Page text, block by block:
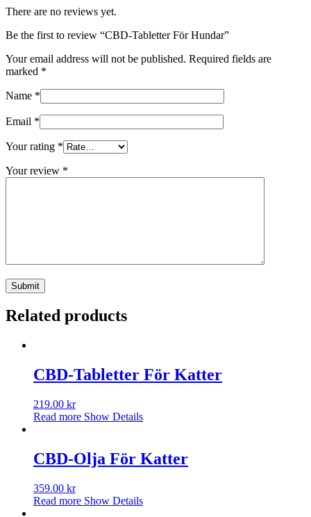
There are no reviews yet.
Be the first to review “CBD-Tabletter För Hundar”
Your email address will not be published. Required fields are
marked *
Name *
Email *
Your rating *
Your review *
Related products
CBD-Tabletter För Katter
219.00 kr
Read more Show Details
CBD-Olja För Katter
359.00 kr
Read more Show Details